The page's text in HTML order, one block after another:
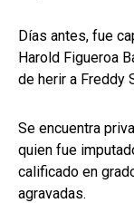
Días antes, fue
Harold Figueroa
de herir a Freddy
Se encuentra
quien fue
calificado en
agravadas.